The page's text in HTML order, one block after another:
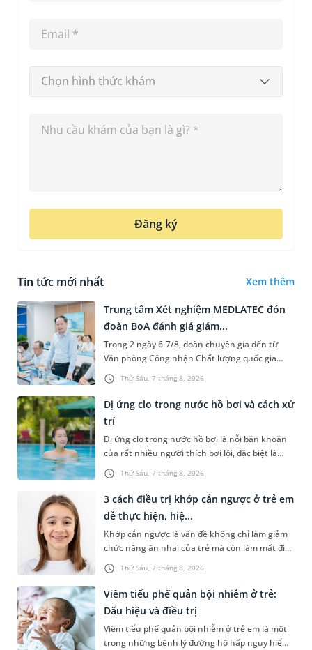
Chọn hình thức khám
Đăng ký
Tin tức mới nhất Xem thêm
Thứ Sáu, 7 tháng 8, 2026
Trung tâm Xét nghiệm MEDLATEC đón
đoàn BoA đánh giá giám...
Trong 2 ngày 6-7/8, đoàn chuyên gia đến từ
Văn phòng Công nhận Chất lượng quốc gia
(BoA) đã ghi nhận và đánh giá cao nỗ lực duy trì
hệ thống quản lý chất lượ...
Thứ Sáu, 7 tháng 8, 2026
Dị ứng clo trong nước hồ bơi và cách xử
trí
Dị ứng clo trong nước hồ bơi là nỗi băn khoăn
của rất nhiều người thích bơi lội, đặc biệt là
những trường hợp thường xuyên bơi ở những
hồ bơi nhân tạo. Bài v...
Thứ Sáu, 7 tháng 8, 2026
3 cách điều trị khớp cắn ngược ở trẻ em
dễ thực hiện, hiệ...
Khớp cắn ngược là vấn đề không chỉ làm giảm
chức năng ăn nhai của trẻ mà còn làm mất đi
sự cân đối của khuôn mặt. Do đó, cần khắc
phục sớm tình trạng này để...
Viêm tiểu phế quản bội nhiễm ở trẻ:
Dấu hiệu và điều trị
Viêm tiểu phế quản bội nhiễm ở trẻ em là một
trong những bệnh lý đường hô hấp nguy hiểm,